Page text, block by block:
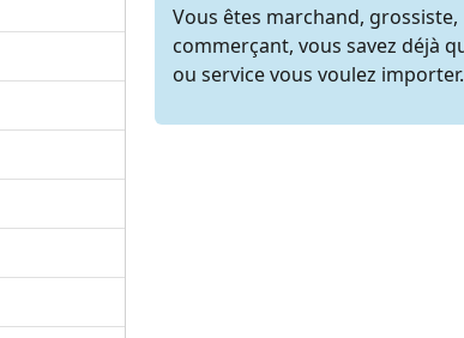
Vous êtes marchand, grossiste,
commerçant, vous savez déjà
ou service vous voulez importer.